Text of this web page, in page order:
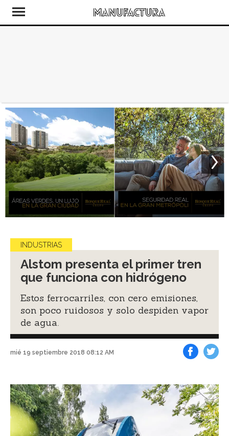
INDUSTRIAS
Alstom presenta el primer tren
que funciona con hidrógeno
Estos ferrocarriles, con cero emisiones,
son poco ruidosos y solo despiden vapor
de agua.
mié 19 septiembre 2018 08:12 AM